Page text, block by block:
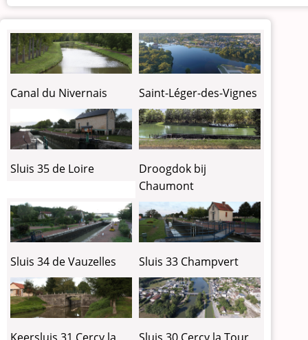
Canal du Nivernais Saint-Léger-des-Vignes
Sluis 35 de Loire
Droogdok bij
Chaumont
Sluis 34 de Vauzelles Sluis 33 Champvert